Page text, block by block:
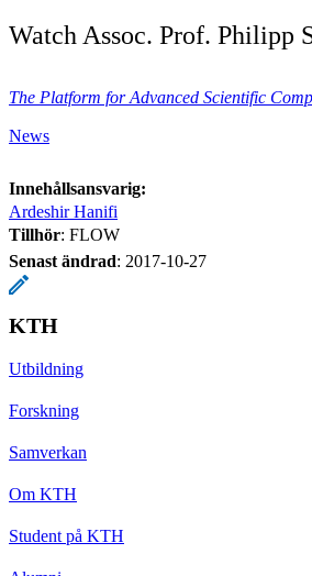
Watch Assoc. Prof. Philipp
The Platform for Advanced Scientific
News
Innehållsansvarig:
Ardeshir Hanifi
Tillhör: FLOW
Senast ändrad: 2017-10-27
KTH
Utbildning
Forskning
Samverkan
Om KTH
Student på KTH